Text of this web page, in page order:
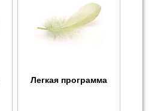
Легкая программа